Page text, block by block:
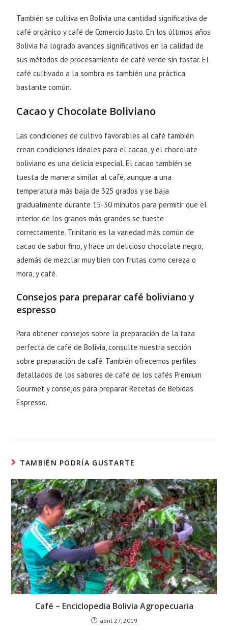
También se cultiva en Bolivia una cantidad significativa de
café orgánico y café de Comercio Justo. En los últimos años
Bolivia ha logrado avances significativos en la calidad de
sus métodos de procesamiento de café verde sin tostar. El
café cultivado a la sombra es también una práctica
bastante común.
Cacao y Chocolate Boliviano
Las condiciones de cultivo favorables al café también
crean condiciones ideales para el cacao, y el chocolate
boliviano es una delicia especial. El cacao también se
tuesta de manera similar al café, aunque a una
temperatura más baja de 325 grados y se baja
gradualmente durante 15-30 minutos para permitir que el
interior de los granos más grandes se tueste
correctamente. Trinitario es la variedad más común de
cacao de sabor fino, y hace un delicioso chocolate negro,
además de mezclar muy bien con frutas como cereza o
mora, y café.
Consejos para preparar café boliviano y
espresso
Para obtener consejos sobre la preparación de la taza
perfecta de café de Bolivia, consulte nuestra sección
sobre preparación de café. También ofrecemos perfiles
detallados de los sabores de café de los cafés Premium
Gourmet y consejos para preparar Recetas de Bebidas
Espresso.
TAMBIÉN PODRÍA GUSTARTE
Café – Enciclopedia Bolivia Agropecuaria
abril 27, 2019